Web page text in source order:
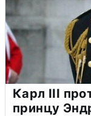
Карл III
принцу